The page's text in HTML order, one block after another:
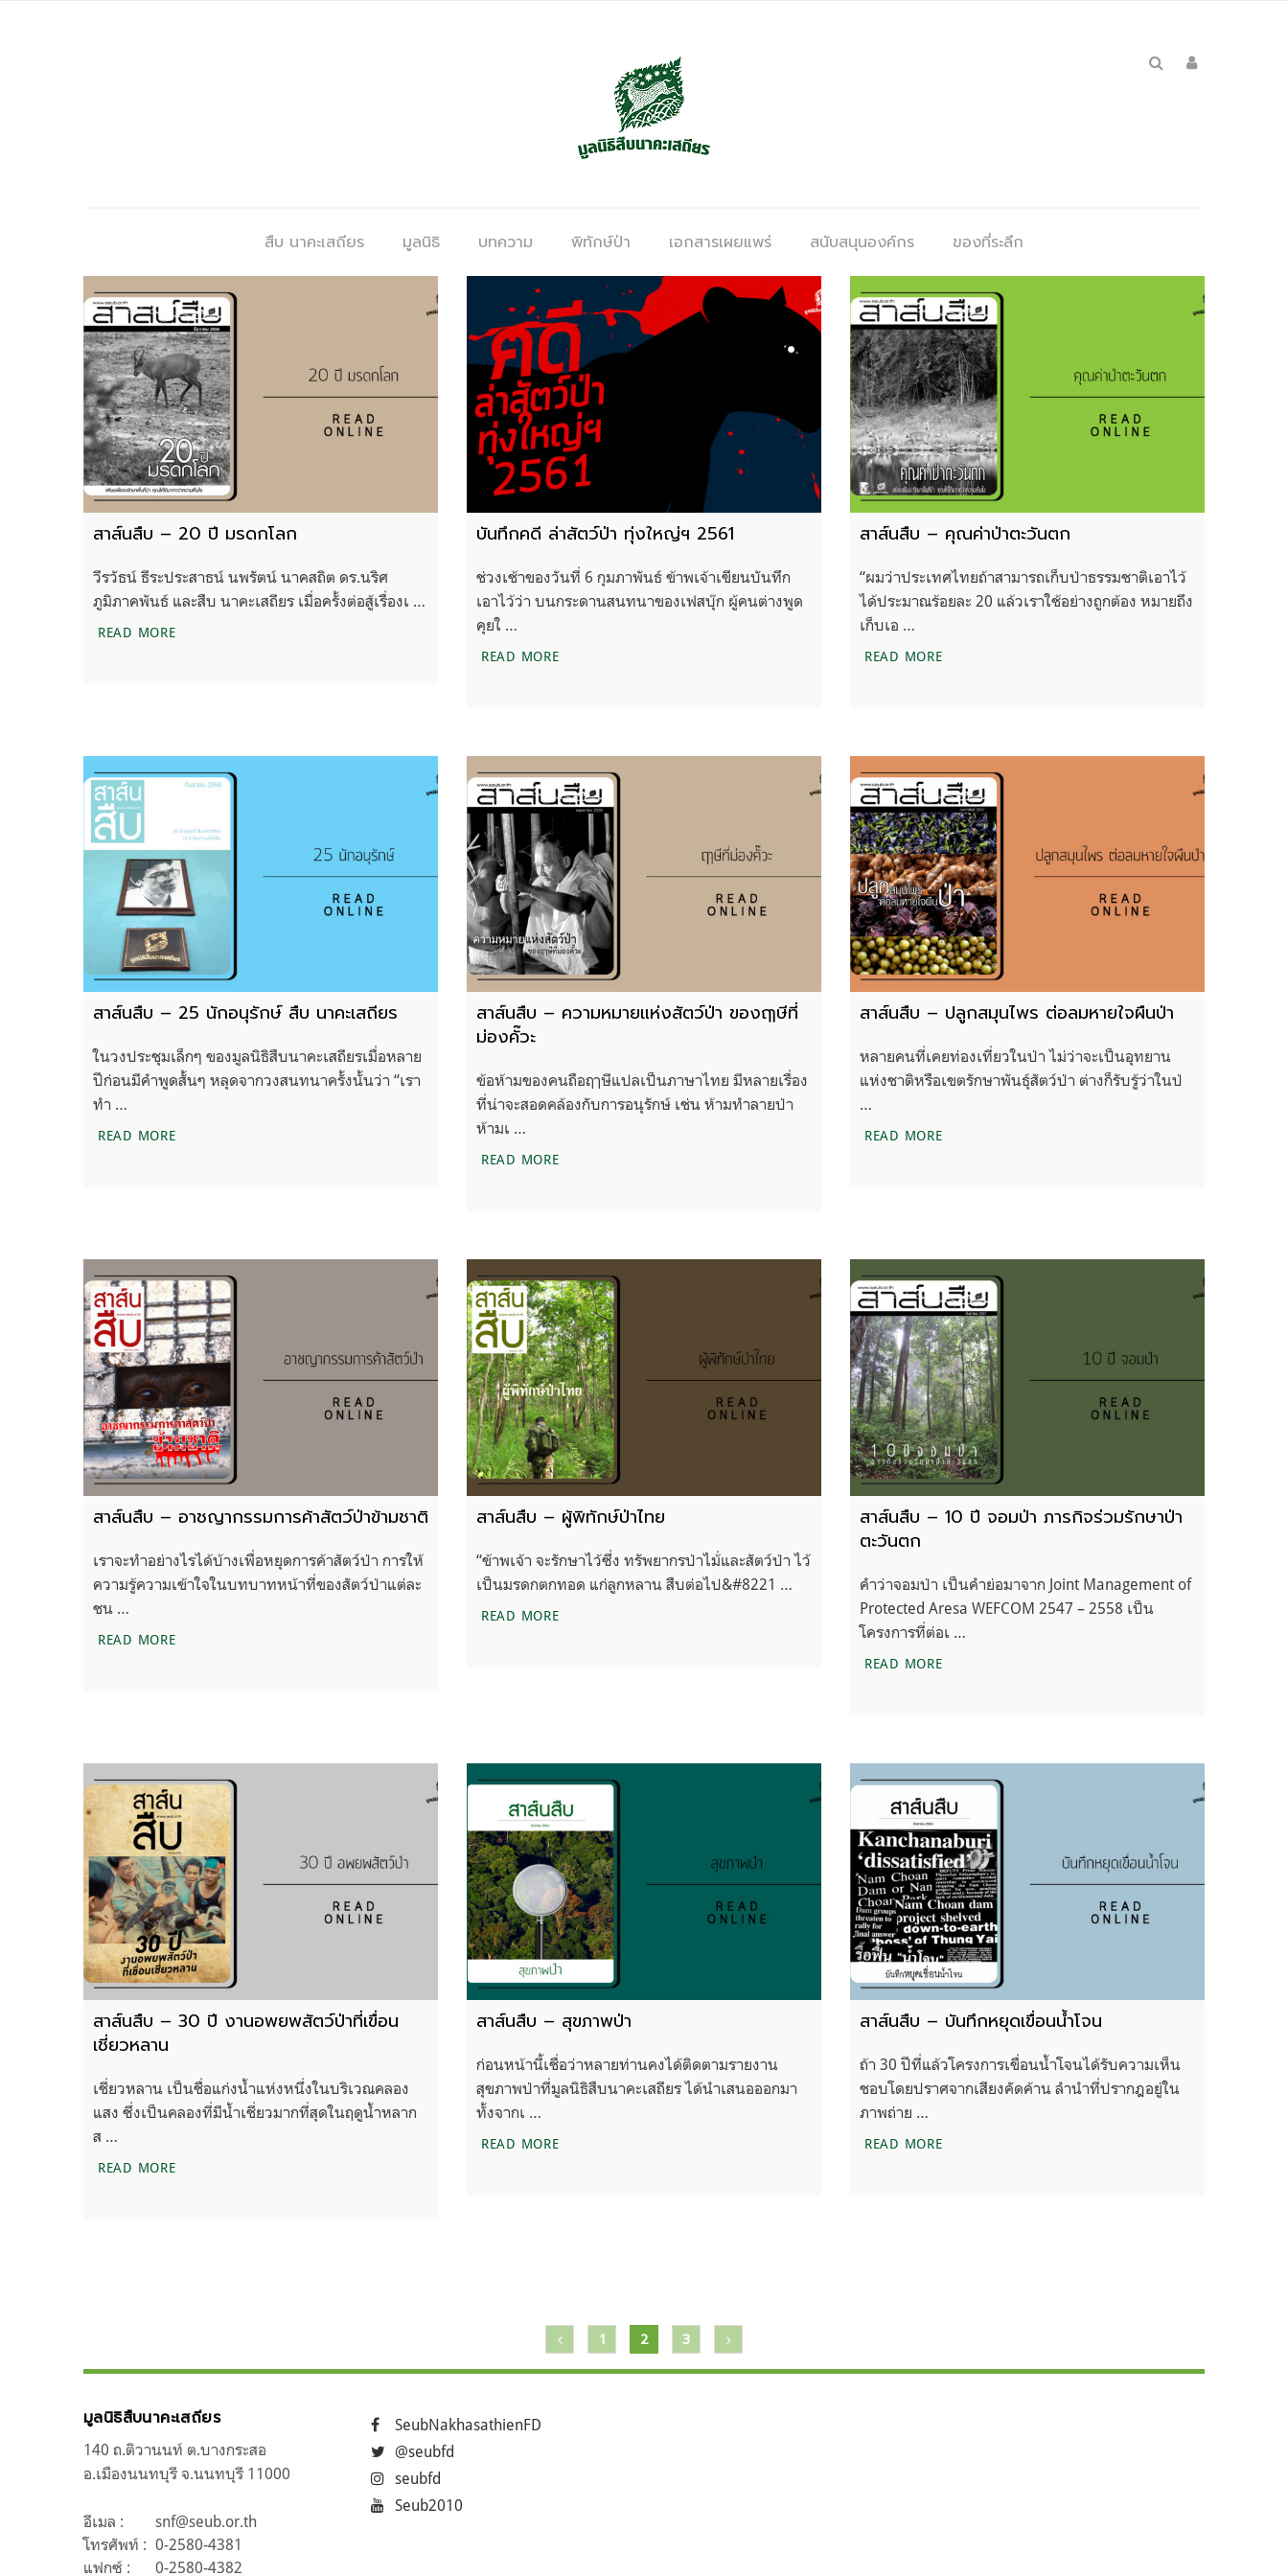
สืบ นาคะเสถียร มูลนิธิ บทความ พิทักษ์ป่า เอกสารเผยแพร่ สนับสนุนองค์กร ของที่ระลึก
สาส์นสืบ – 20 ปี มรดกโลก
วีรวัธน์ ธีระประสาธน์ นพรัตน์ นาคสถิต ดร.นริศ
ภูมิภาคพันธ์ และสืบ นาคะเสถียร เมื่อครั้งต่อสู้เรื่องเ …
READ MOREสาส์นสืบ – 20 ปี มรดกโลก
บันทึกคดี ล่าสัตว์ป่า ทุ่งใหญ่ฯ 2561
ช่วงเช้าของวันที่ 6 กุมภาพันธ์ ข้าพเจ้าเขียนบันทึก
เอาไว้ว่า บนกระดานสนทนาของเฟสบุ๊ก ผู้คนต่างพูด
คุยใ …
READ MOREบันทึกคดี ล่าสัตว์ป่า ทุ่งใหญ่ฯ 2561
สาส์นสืบ – คุณค่าป่าตะวันตก
“ผมว่าประเทศไทยถ้าสามารถเก็บป่าธรรมชาติเอาไว้
ได้ประมาณร้อยละ 20 แล้วเราใช้อย่างถูกต้อง หมายถึง
เก็บเอ …
READ MOREสาส์นสืบ – คุณค่าป่าตะวันตก
สาส์นสืบ – 25 นักอนุรักษ์ สืบ นาคะเสถียร
ในวงประชุมเล็กๆ ของมูลนิธิสืบนาคะเสถียรเมื่อหลาย
ปีก่อนมีคำพูดสั้นๆ หลุดจากวงสนทนาครั้งนั้นว่า “เรา
ทำ …
READ MOREสาส์นสืบ – 25 นักอนุรักษ์ สืบ นาคะเสถียร
สาส์นสืบ – ความหมายแห่งสัตว์ป่า ของฤๅษีที่
ม่องคั๊วะ
ข้อห้ามของคนถือฤๅษีแปลเป็นภาษาไทย มีหลายเรื่อง
ที่น่าจะสอดคล้องกับการอนุรักษ์ เช่น ห้ามทำลายป่า
ห้ามเ …
READ MOREสาส์นสืบ – ความหมายแห่งสัตว์ป่า ของฤๅษีที่ม่องคั๊วะ
สาส์นสืบ – ปลูกสมุนไพร ต่อลมหายใจผืนป่า
หลายคนที่เคยท่องเที่ยวในป่า ไม่ว่าจะเป็นอุทยาน
แห่งชาติหรือเขตรักษาพันธุ์สัตว์ป่า ต่างก็รับรู้ว่าในป่
…
READ MOREสาส์นสืบ – ปลูกสมุนไพร ต่อลมหายใจผืนป่า
สาส์นสืบ – อาชญากรรมการค้าสัตว์ป่าข้ามชาติ
เราจะทำอย่างไรได้บ้างเพื่อหยุดการค้าสัตว์ป่า การให้
ความรู้ความเข้าใจในบทบาทหน้าที่ของสัตว์ป่าแต่ละ
ชน …
READ MOREสาส์นสืบ – อาชญากรรมการค้าสัตว์ป่าข้ามชาติ
สาส์นสืบ – ผู้พิทักษ์ป่าไทย
“ข้าพเจ้า จะรักษาไว้ซึ่ง ทรัพยากรป่าไม้่และสัตว์ป่า ไว้
เป็นมรดกตกทอด แก่ลูกหลาน สืบต่อไป&#8221 …
READ MOREสาส์นสืบ – ผู้พิทักษ์ป่าไทย
สาส์นสืบ – 10 ปี จอมป่า ภารกิจร่วมรักษาป่า
ตะวันตก
คำว่าจอมป่า เป็นคำย่อมาจาก Joint Management of
Protected Aresa WEFCOM 2547 – 2558 เป็น
โครงการที่ต่อเ …
READ MOREสาส์นสืบ – 10 ปี จอมป่า ภารกิจร่วมรักษาป่าตะวันตก
สาส์นสืบ – 30 ปี งานอพยพสัตว์ป่าที่เขื่อน
เชี่ยวหลาน
เชี่ยวหลาน เป็นชื่อแก่งน้ำแห่งหนึ่งในบริเวณคลอง
แสง ซึ่งเป็นคลองที่มีน้ำเชี่ยวมากที่สุดในฤดูน้ำหลาก
ส …
READ MOREสาส์นสืบ – 30 ปี งานอพยพสัตว์ป่าที่เขื่อนเชี่ยวหลาน
สาส์นสืบ – สุขภาพป่า
ก่อนหน้านี้เชื่อว่าหลายท่านคงได้ติดตามรายงาน
สุขภาพป่าที่มูลนิธิสืบนาคะเสถียร ได้นำเสนอออกมา
ทั้งจากเ …
READ MOREสาส์นสืบ – สุขภาพป่า
สาส์นสืบ – บันทึกหยุดเขื่อนน้ำโจน
ถ้า 30 ปีที่แล้วโครงการเขื่อนน้ำโจนได้รับความเห็น
ชอบโดยปราศจากเสียงคัดค้าน ลำนำที่ปรากฎอยู่ใน
ภาพถ่าย …
READ MOREสาส์นสืบ – บันทึกหยุดเขื่อนน้ำโจน
เรื่อง
1 2 3
มูลนิธิสืบนาคะเสถียร
140 ถ.ติวานนท์ ต.บางกระสอ
อ.เมืองนนทบุรี จ.นนทบุรี 11000
อีเมล :
snf@seub.or.th
โทรศัพท์ : 0-2580-4381
แฟกซ์ :
0-2580-4382
SeubNakhasathienFD
@seubfd
seubfd
Seub2010